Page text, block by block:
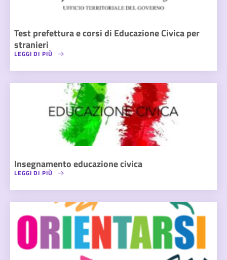
Test prefettura e corsi di Educazione Civica per
stranieri
LEGGI DI PIÙ
Insegnamento educazione civica
LEGGI DI PIÙ